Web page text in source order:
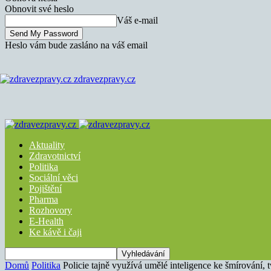
Obnovit své heslo
Váš e-mail
Heslo vám bude zasláno na váš email
zdravezpravy.cz
Aktuality
Zdravotnictví
Politika
Sociální věci
Pojištění
Pharma
Rozhovory
E-Health
Ke kávě i čaji
Domů Politika Policie tajně využívá umělé inteligence ke šmírování,